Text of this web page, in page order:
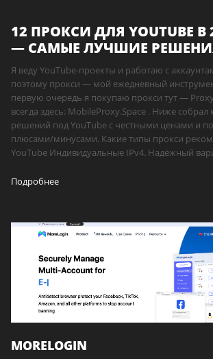
12 ПРОКСИ ДЛЯ YOUTUBE В
— САМЫЕ ЛУЧШИЕ
Я веду YouTube-проекты и работаю с
поэтому прокси — мой ежедневный
первую очередь я покупаю прокси тут —
всегда здесь: MobileProxy.Space . Ниже собрал
решений под YouTube с честными ценами и
плюсами/минусами. Какие типы прокси
YouTube Индивидуальные IPv4. Надёжный
Подробнее
MORELOGIN